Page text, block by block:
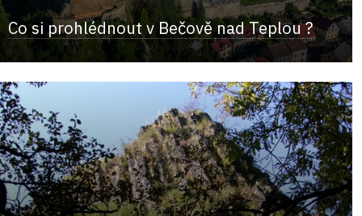
Co si prohlédnout v Bečově nad Teplou ?